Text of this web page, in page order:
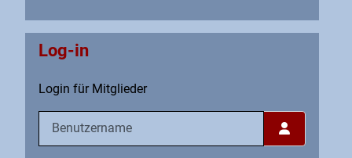
Log-in
Login für Mitglieder